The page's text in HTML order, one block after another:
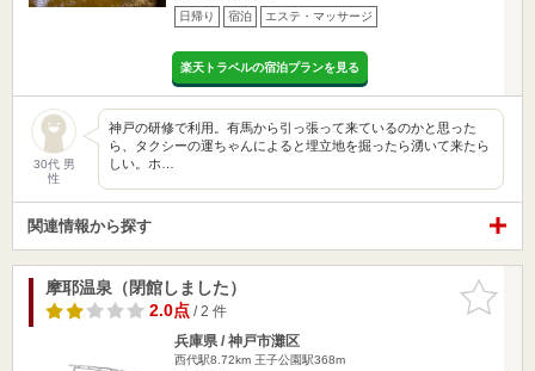
日帰り 宿泊 エステ・マッサージ
楽天トラベルの宿泊プランを見る
30代 男
性
神戸の研修で利用。有馬から引っ張って来ているのかと思った
ら、タクシーの運ちゃんによると埋立地を掘ったら湧いて来たら
しい。ホ…
関連情報から探す
お気に入
りに追加
摩耶温泉（閉館しました）
2.0点/ 2 件
兵庫県 / 神戸市灘区
西代駅8.72km 王子公園駅368m